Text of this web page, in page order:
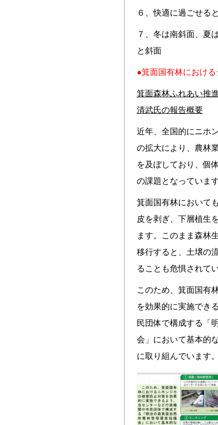
６、快適に過ごせる
７、冬は南斜面、夏
と斜面
●箕面国有林におけ
箕面森林ふれあい
清武氏の報告概要
近年、全国的にニホ
の拡大により、農林
を及ぼしており、個
の課題となっていま
箕面国有林において
皮を剥ぎ、下層植生
ます。このまま森林
移行すると、土壌の
ることも危惧されて
このため、箕面国有
を効果的に実施でき
民団体で構成する「
会」において基本的
に取り組んでいます